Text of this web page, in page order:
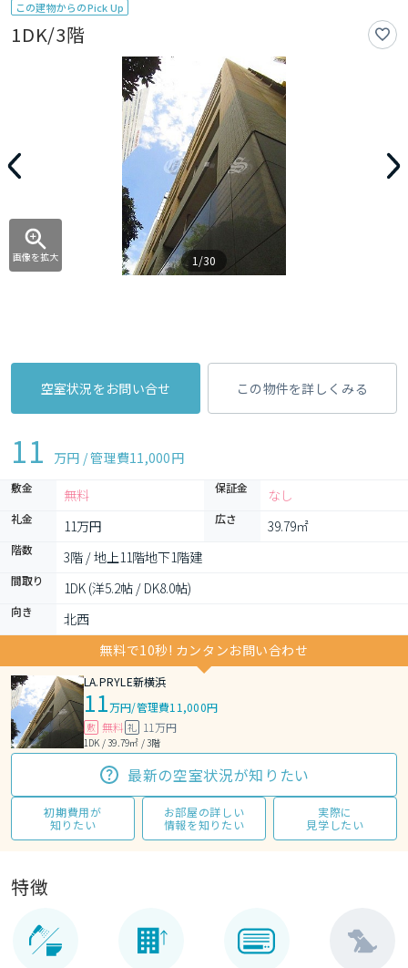
この建物からのPick Up
1DK/3階
画像を拡大 1/30
空室状況をお問い合せ この物件を詳しくみる
11 万円 / 管理費11,000円
敷金 無料 保証金 なし
礼金 11万円 広さ 39.79㎡
階数 3階 / 地上11階地下1階建
間取り 1DK (洋5.2帖 / DK8.0帖)
向き
北西
無料で10秒! カンタンお問い合わせ
LA.PRYLE新横浜
11万円/管理費11,000円
敷 無料 礼 11万円
1DK / 39.79㎡ / 3階
最新の空室状況が知りたい
初期費用が
知りたい
お部屋の詳しい
情報を知りたい
実際に
見学したい
特徴